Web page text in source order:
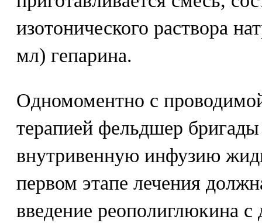
изотонического раствора
мл) гепарина.
Одномоментно с
терапией фельдшер
внутривенную инфузию
первом этапе лечения
введение реополиглюкина